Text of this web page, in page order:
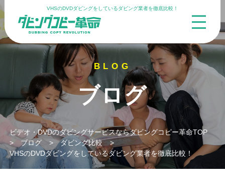
VHSのDVDダビングをしているダビング業者を徹底比較！
ブログ
ビデオ・DVDのダビングサービスならダビングコピー革命TOP
> ブログ >ダビング比較>
VHSのDVDダビングをしているダビング業者を徹底比較！